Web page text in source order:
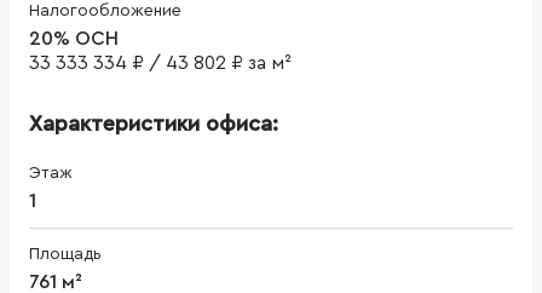
Налогообложение
20% ОСН
33 333 334 ₽ / 43 802 ₽ за м²
Характеристики офиса:
Этаж
1
Площадь
761 м²